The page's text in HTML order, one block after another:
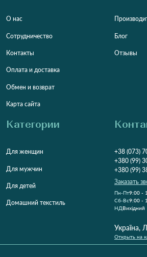
О нас
Сотрудничество
Контакты
Оплата и доставка
Обмен и возврат
Карта сайта
Блог
Отзывы
Категории
Для женщин
Для мужчин
Для детей
Домашний текстиль
+38 (073)
+380 (99)
+380 (99)
Заказать
Пн-Пт9:00 -
Cб-Вс9:00 -
НДВихідний
Україна,
Открыть на